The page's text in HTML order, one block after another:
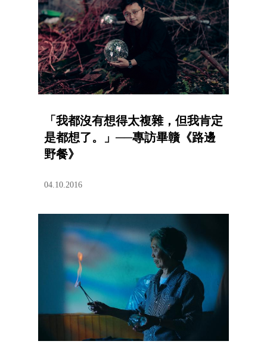
「我都沒有想得太複雜，但我肯定
是都想了。」──專訪畢贛《路邊
野餐》
04.10.2016